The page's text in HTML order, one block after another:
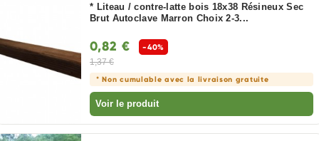
* Liteau / contre-latte bois 18x38 Résineux Sec
Brut Autoclave Marron Choix 2-3...
0,82 €
-40%
1,37 €
* Non cumulable avec la livraison gratuite
Voir le produit